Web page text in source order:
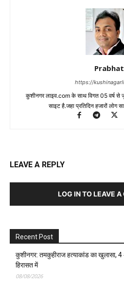
Prabhat
https://
कुशीनगर लाइव.com के साथ विगत 05 वर्ष से
साइट है.जहा प्रतिदिन हजारों लोग
LEAVE A REPLY
LOG IN TO LEAVE
Recent Post
कुशीनगर: तमकुहीराज हत्याकांड का खुलासा, 4
हिरासत में
08/08/2026